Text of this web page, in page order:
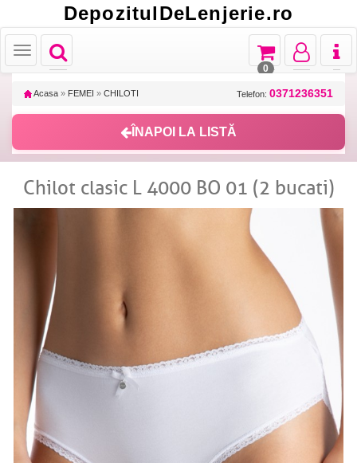
DepozitulDeLenjerie.ro
Toggle
navigation
Toggle
Toggle
navigation
Toggle
navigation
Toggle
navigation
0
Acasa » FEMEI » CHILOTI Telefon: 0371236351
ÎNAPOI LA LISTĂ
Chilot clasic L 4000 BO 01 (2 bucati)